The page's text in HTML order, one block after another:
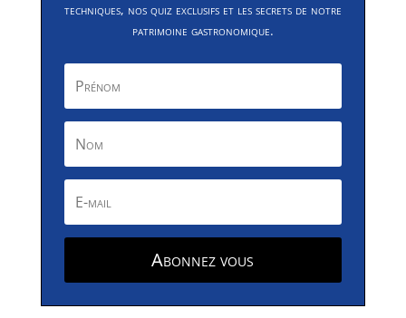
techniques, nos quiz exclusifs et les secrets de notre
patrimoine gastronomique.
Abonnez vous